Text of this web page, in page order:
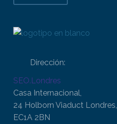
Dirección:
SEO.Londres
Casa Internacional,
24 Holborn Viaduct Londres,
EC1A 2BN